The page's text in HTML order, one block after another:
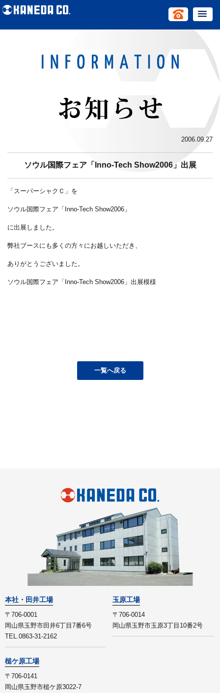
2006.09.27
ソウル国際フェア「Inno-Tech Show2006」出展
「スーパーシャクＣ」を
ソウル国際フェア「Inno-Tech Show2006」
に出展しました。
弊社ブースにも多くの方々にお越しいただき、
ありがとうございました。
ソウル国際フェア「Inno-Tech Show2006」出展模様
一覧へ戻る
本社・田井工場
〒706-0001
岡山県玉野市田井6丁目7番6号
TEL.0863-31-2162
玉原工場
〒706-0014
岡山県玉野市玉原3丁目10番2号
槌ケ原工場
〒706-0141
岡山県玉野市槌ケ原3022-7